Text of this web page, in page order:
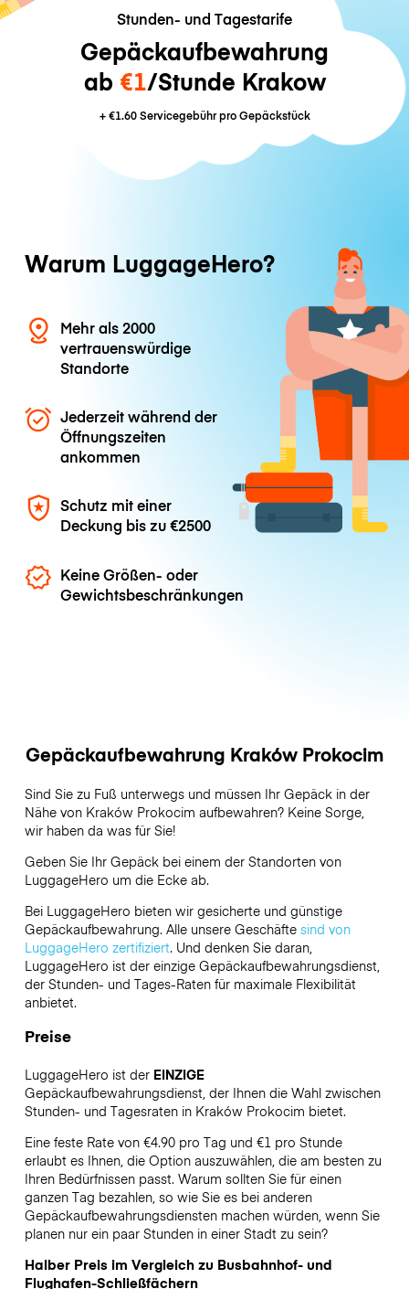
Stunden- und Tagestarife
Gepäckaufbewahrung
ab €1/Stunde Krakow
+€1.60Servicegebühr pro Gepäckstück
Warum LuggageHero?
Mehr als 2000
vertrauenswürdige
Standorte
Jederzeit während der
Öffnungszeiten
ankommen
Schutz mit einer
Deckung bis zu€2500
Keine Größen- oder
Gewichtsbeschränkungen
Gepäckaufbewahrung Kraków Prokocim
Sind Sie zu Fuß unterwegs und müssen Ihr Gepäck in der
Nähe von Kraków Prokocim aufbewahren? Keine Sorge,
wir haben da was für Sie!
Geben Sie Ihr Gepäck bei einem der Standorten von
LuggageHero um die Ecke ab.
Bei LuggageHero bieten wir gesicherte und günstige
Gepäckaufbewahrung. Alle unsere Geschäfte sind von
LuggageHero zertifiziert. Und denken Sie daran,
LuggageHero ist der einzige Gepäckaufbewahrungsdienst,
der Stunden- und Tages-Raten für maximale Flexibilität
anbietet.
Preise
LuggageHero ist der EINZIGE
Gepäckaufbewahrungsdienst, der Ihnen die Wahl zwischen
Stunden- und Tagesraten in Kraków Prokocim bietet.
Eine feste Rate von €4.90 pro Tag und €1 pro Stunde
erlaubt es Ihnen, die Option auszuwählen, die am besten zu
Ihren Bedürfnissen passt. Warum sollten Sie für einen
ganzen Tag bezahlen, so wie Sie es bei anderen
Gepäckaufbewahrungsdiensten machen würden, wenn Sie
planen nur ein paar Stunden in einer Stadt zu sein?
Halber Preis im Vergleich zu Busbahnhof- und
Flughafen-Schließfächern